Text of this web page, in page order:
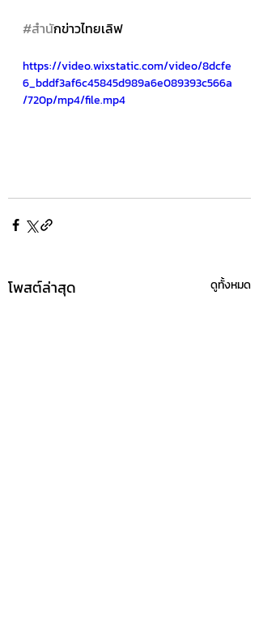
#สำนักข่าวไทยเลิฟ
https://video.wixstatic.com/video/8dcfe
6_bddf3af6c45845d989a6e089393c566a
/720p/mp4/file.mp4
โพสต์ล่าสุด ดูทั้งหมด